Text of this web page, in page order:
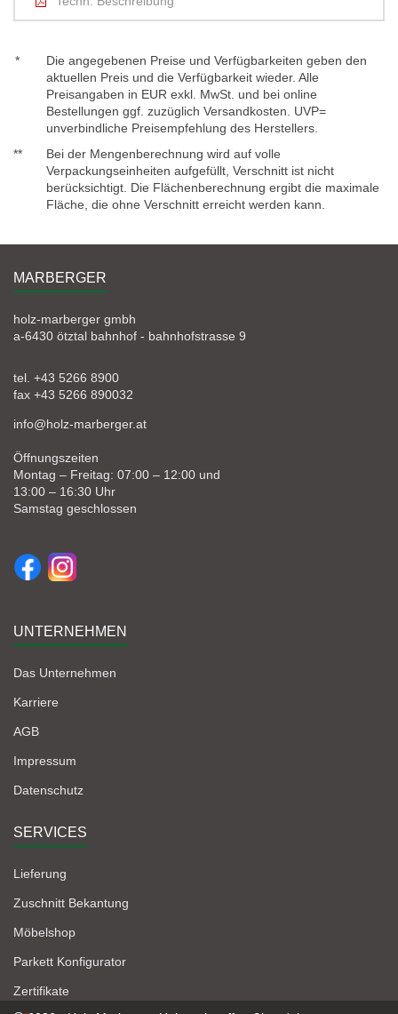
*
Die angegebenen Preise und Verfügbarkeiten geben den
aktuellen Preis und die Verfügbarkeit wieder. Alle
Preisangaben in EUR exkl. MwSt. und bei online
Bestellungen ggf. zuzüglich Versandkosten. UVP=
unverbindliche Preisempfehlung des Herstellers.
**
Bei der Mengenberechnung wird auf volle
Verpackungseinheiten aufgefüllt, Verschnitt ist nicht
berücksichtigt. Die Flächenberechnung ergibt die maximale
Fläche, die ohne Verschnitt erreicht werden kann.
MARBERGER
holz-marberger gmbh
a-6430 ötztal bahnhof - bahnhofstrasse 9
tel. +43 5266 8900
fax +43 5266 890032
info@holz-marberger.at
Öffnungszeiten
Montag – Freitag: 07:00 – 12:00 und
13:00 – 16:30 Uhr
Samstag geschlossen
UNTERNEHMEN
Das Unternehmen
Karriere
AGB
Impressum
Datenschutz
SERVICES
Lieferung
Zuschnitt Bekantung
Möbelshop
Parkett Konfigurator
Zertifikate